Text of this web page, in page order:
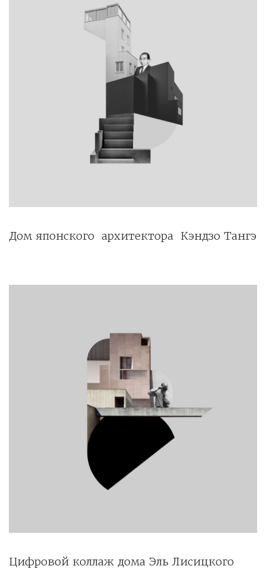
Дом японского архитектора Кэндзо Тангэ
Цифровой коллаж дома Эль Лисицкого